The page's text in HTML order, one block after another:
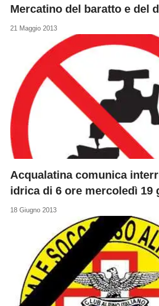
Mercatino del baratto e del
21 Maggio 2013
Acqualatina comunica
idrica di 6 ore mercoledì 19
18 Giugno 2013